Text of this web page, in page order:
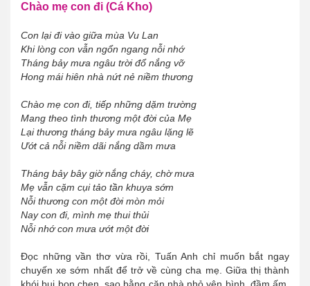
Chào mẹ con đi (Cá Kho)
Con lại đi vào giữa mùa Vu Lan
Khi lòng con vẫn ngổn ngang nỗi nhớ
Tháng bảy mưa ngâu trời đổ nắng vỡ
Hong mái hiên nhà nứt nẻ niềm thương
Chào mẹ con đi, tiếp những dặm trường
Mang theo tình thương một đời của Mẹ
Lại thương tháng bảy mưa ngâu lặng lẽ
Ướt cả nỗi niềm dãi nắng dầm mưa
Tháng bảy bây giờ nắng cháy, chờ mưa
Mẹ vẫn cặm cụi tảo tần khuya sớm
Nỗi thương con một đời mòn mỏi
Nay con đi, mình mẹ thui thủi
Nỗi nhớ con mưa ướt một đời
Đọc những vần thơ vừa rồi, Tuấn Anh chỉ muốn bắt ngay
chuyến xe sớm nhất để trở về cùng cha mẹ. Giữa thị thành